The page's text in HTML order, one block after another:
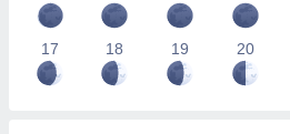
17 18 19 20